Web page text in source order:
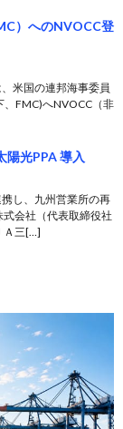
）へのNVOCC登
米国の連邦海事委員
FMC)へNVOCC（非
陽光PPA 導入
し、九州営業所の再
会社（代表取締役社
Ａ三[…]